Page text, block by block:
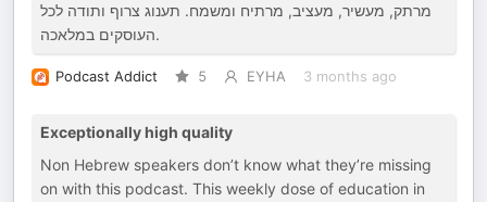
מרתק, מעשיר, מעציב, מרתיח ומשמח. תענוג צרוף ותודה לכל
העוסקים במלאכה.
Podcast Addict 5 EYHA 3 months ago
Exceptionally high quality
Non Hebrew speakers don’t know what they’re missing
on with this podcast. This weekly dose of education in